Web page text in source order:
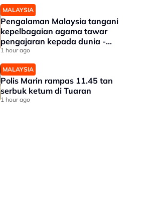
MALAYSIA
Pengalaman Malaysia tangani
kepelbagaian agama tawar
pengajaran kepada dunia -
Aaron
1 hour ago
MALAYSIA
Polis Marin rampas 11.45 tan
serbuk ketum di Tuaran
1 hour ago